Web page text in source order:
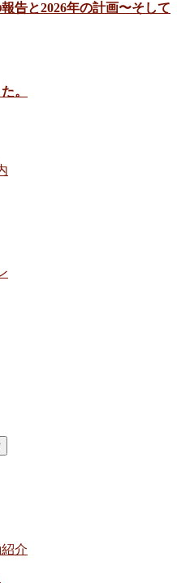
告と2026年の計画〜そして
。
介